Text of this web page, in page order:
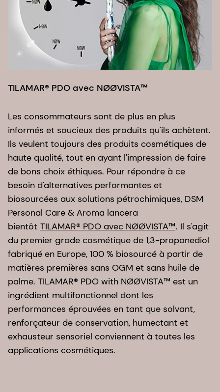
TILAMAR® PDO avec NØØVISTA™
Les consommateurs sont de plus en plus
informés et soucieux des produits qu'ils achètent.
Ils veulent toujours des produits cosmétiques de
haute qualité, tout en ayant l'impression de faire
de bons choix éthiques. Pour répondre à ce
besoin d'alternatives performantes et
biosourcées aux solutions pétrochimiques, DSM
Personal Care & Aroma lancera
bientôt TILAMAR® PDO avec NØØVISTA™. Il s'agit
du premier grade cosmétique de 1,3-propanediol
fabriqué en Europe, 100 % biosourcé à partir de
matières premières sans OGM et sans huile de
palme. TILAMAR® PDO with NØØVISTA™ est un
ingrédient multifonctionnel dont les
performances éprouvées en tant que solvant,
renforçateur de conservation, humectant et
exhausteur sensoriel conviennent à toutes les
applications cosmétiques.